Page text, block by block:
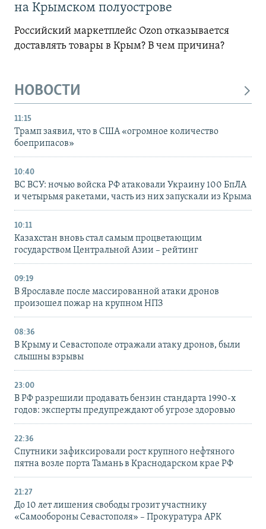
на Крымском полуострове
Российский маркетплейс Ozon отказывается
доставлять товары в Крым? В чем причина?
НОВОСТИ
11:15
Трамп заявил, что в США «огромное количество
боеприпасов»
10:40
ВС ВСУ: ночью войска РФ атаковали Украину 100 БпЛА
и четырьмя ракетами, часть из них запускали из Крыма
10:11
Казахстан вновь стал самым процветающим
государством Центральной Азии – рейтинг
09:19
В Ярославле после массированной атаки дронов
произошел пожар на крупном НПЗ
08:36
В Крыму и Севастополе отражали атаку дронов, были
слышны взрывы
23:00
В РФ разрешили продавать бензин стандарта 1990-х
годов: эксперты предупреждают об угрозе здоровью
22:36
Спутники зафиксировали рост крупного нефтяного
пятна возле порта Тамань в Краснодарском крае РФ
21:27
До 10 лет лишения свободы грозит участнику
«Самообороны Севастополя» – Прокуратура АРК